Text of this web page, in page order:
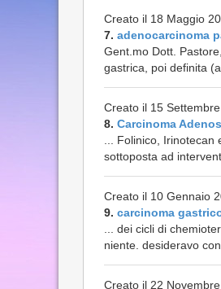
Creato il 18 Maggio
7. adenocarcinoma
Gent.mo Dott.
gastrica, poi definita
Creato il 15
8. Carcinoma
... Folinico, Irinotecan
sottoposta ad
Creato il 10 Gennaio
9. carcinoma
... dei cicli di
niente. desideravo
Creato il 22